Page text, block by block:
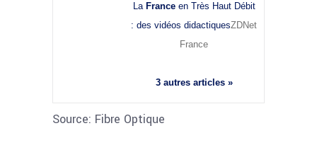
La Franceen Très Haut Débit
: des vidéos didactiquesZDNet
France
3 autres articles »
Source: Fibre Optique